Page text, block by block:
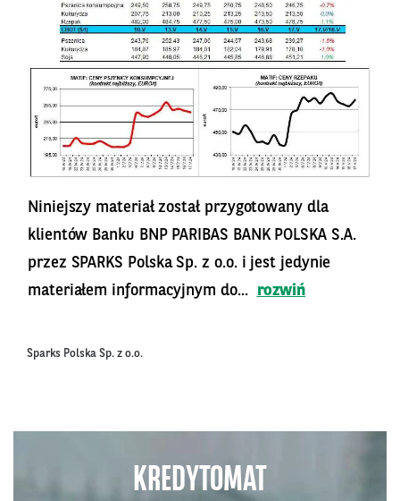
Niniejszy materiał został przygotowany dla
klientów Banku BNP PARIBAS BANK POLSKA S.A.
przez SPARKS Polska Sp. z o.o. i jest jedynie
materiałem informacyjnym do...
rozwiń
Sparks Polska Sp. z o.o.
KREDYTOMAT